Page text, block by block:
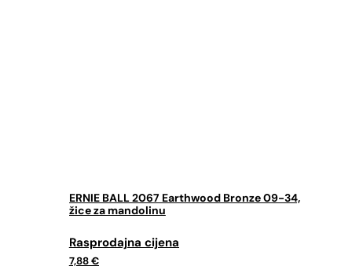
ERNIE BALL 2067 Earthwood Bronze 09-34,
žice za mandolinu
Izvorna
cijena
7,88€
Trenutna
cijena